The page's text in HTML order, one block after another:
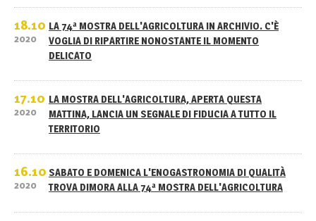
18.10
2020
LA 74ª MOSTRA DELL'AGRICOLTURA IN ARCHIVIO. C'È
VOGLIA DI RIPARTIRE NONOSTANTE IL MOMENTO
DELICATO
17.10
2020
LA MOSTRA DELL'AGRICOLTURA, APERTA QUESTA
MATTINA, LANCIA UN SEGNALE DI FIDUCIA A TUTTO IL
TERRITORIO
16.10
2020
SABATO E DOMENICA L'ENOGASTRONOMIA DI QUALITÀ
TROVA DIMORA ALLA 74ª MOSTRA DELL'AGRICOLTURA